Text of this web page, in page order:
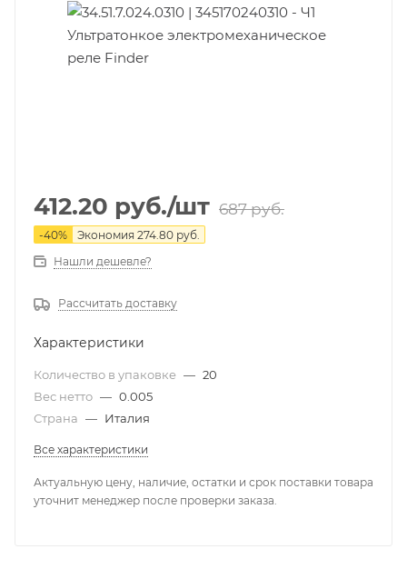
412.20 руб./шт 687руб.
-40% Экономия 274.80 руб.
Нашли дешевле?
Рассчитать доставку
Характеристики
Количество в упаковке — 20
Вес нетто — 0.005
Страна — Италия
Все характеристики
Актуальную цену, наличие, остатки и срок поставки товара
уточнит менеджер после проверки заказа.